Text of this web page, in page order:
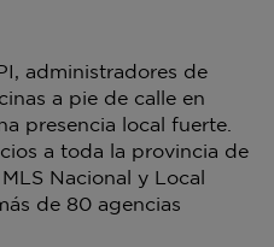
administradores de
a pie de calle en
presencia local fuerte.
a toda la provincia de
Nacional y Local
de 80 agencias